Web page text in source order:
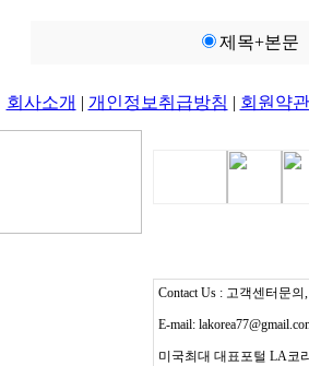
제목+본문
회사소개 | 개인정보취급방침 | 회원약관
Contact Us : 고객센터문의
E-mail:
미국최대 대표포털 LA코